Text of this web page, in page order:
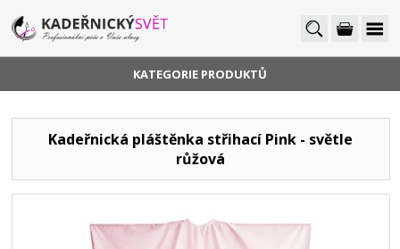
KATEGORIE PRODUKTŮ
Kadeřnická pláštěnka střihací Pink - světle
růžová